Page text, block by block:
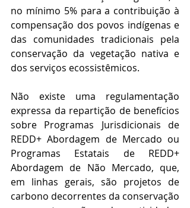
no mínimo 5% para a contribuição à
compensação dos povos indígenas e
das comunidades tradicionais pela
conservação da vegetação nativa e
dos serviços ecossistêmicos.
Não existe uma regulamentação
expressa da repartição de benefícios
sobre Programas Jurisdicionais de
REDD+ Abordagem de Mercado ou
Programas Estatais de REDD+
Abordagem de Não Mercado, que,
em linhas gerais, são projetos de
carbono decorrentes da conservação